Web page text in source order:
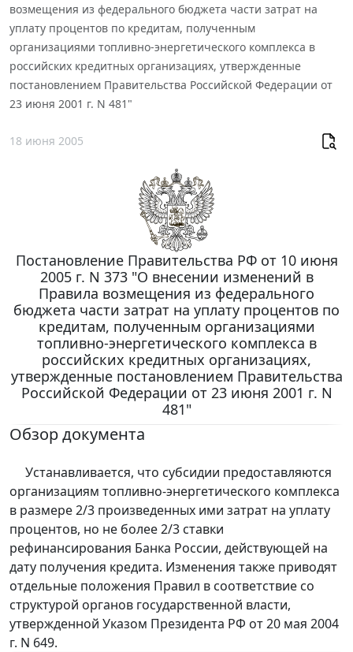
возмещения из федерального бюджета части затрат на
уплату процентов по кредитам, полученным
организациями топливно-энергетического комплекса в
российских кредитных организациях, утвержденные
постановлением Правительства Российской Федерации от
23 июня 2001 г. N 481"
18 июня 2005
Постановление Правительства РФ от 10 июня
2005 г. N 373 "О внесении изменений в
Правила возмещения из федерального
бюджета части затрат на уплату процентов по
кредитам, полученным организациями
топливно-энергетического комплекса в
российских кредитных организациях,
утвержденные постановлением Правительства
Российской Федерации от 23 июня 2001 г. N
481"
Обзор документа
Устанавливается, что субсидии предоставляются
организациям топливно-энергетического комплекса
в размере 2/3 произведенных ими затрат на уплату
процентов, но не более 2/3 ставки
рефинансирования Банка России, действующей на
дату получения кредита. Изменения также приводят
отдельные положения Правил в соответствие со
структурой органов государственной власти,
утвержденной Указом Президента РФ от 20 мая 2004
г. N 649.